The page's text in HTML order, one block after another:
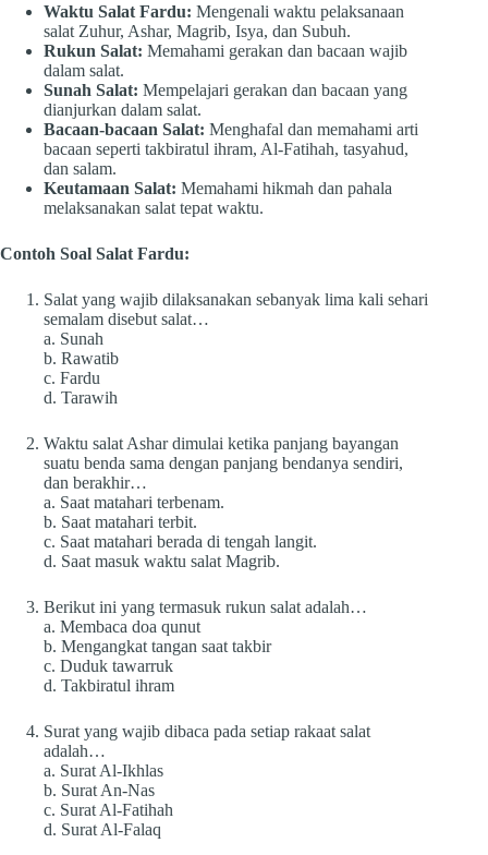
Waktu Salat Fardu: Mengenali waktu pelaksanaan
salat Zuhur, Ashar, Magrib, Isya, dan Subuh.
Rukun Salat: Memahami gerakan dan bacaan wajib
dalam salat.
Sunah Salat: Mempelajari gerakan dan bacaan yang
dianjurkan dalam salat.
Bacaan-bacaan Salat: Menghafal dan memahami arti
bacaan seperti takbiratul ihram, Al-Fatihah, tasyahud,
dan salam.
Keutamaan Salat: Memahami hikmah dan pahala
melaksanakan salat tepat waktu.
Contoh Soal Salat Fardu:
Salat yang wajib dilaksanakan sebanyak lima kali sehari
semalam disebut salat…
a. Sunah
b. Rawatib
c. Fardu
d. Tarawih
Waktu salat Ashar dimulai ketika panjang bayangan
suatu benda sama dengan panjang bendanya sendiri,
dan berakhir…
a. Saat matahari terbenam.
b. Saat matahari terbit.
c. Saat matahari berada di tengah langit.
d. Saat masuk waktu salat Magrib.
Berikut ini yang termasuk rukun salat adalah…
a. Membaca doa qunut
b. Mengangkat tangan saat takbir
c. Duduk tawarruk
d. Takbiratul ihram
Surat yang wajib dibaca pada setiap rakaat salat
adalah…
a. Surat Al-Ikhlas
b. Surat An-Nas
c. Surat Al-Fatihah
d. Surat Al-Falaq